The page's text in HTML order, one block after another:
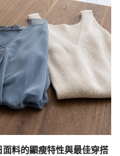
料的顯瘦特性與最佳穿搭